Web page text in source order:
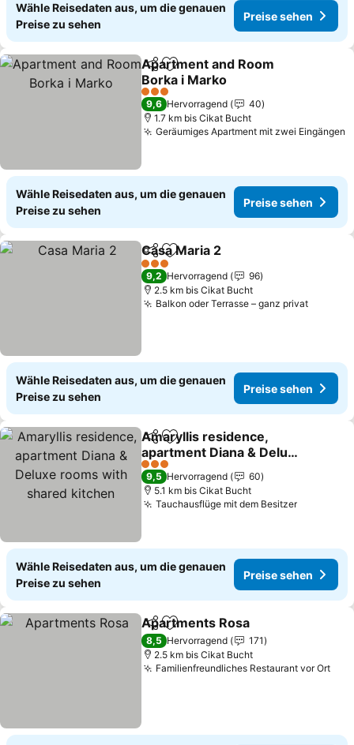
Wähle Reisedaten aus, um die genauen
Preise zu sehen
Preise sehen
TeilenZu Favoriten hinzufügen
Apartment and Room
Borka i Marko
Preise sehen
3 Sterne
9,6 Hervorragend
40
1.7 km bis Cikat Bucht
Geräumiges Apartment mit zwei Eingängen
Wähle Reisedaten aus, um die genauen
Preise zu sehen
Preise sehen
TeilenZu Favoriten hinzufügen
Casa Maria 2
3 Sterne
9,2 Hervorragend
96
2.5 km bis Cikat Bucht
Balkon oder Terrasse – ganz privatPreise
Wähle Reisedaten aus, um die genauen
Preise zu sehen
Preise sehen
TeilenZu Favoriten hinzufügen
Amaryllis residence,
apartment Diana & Deluxe
rooms with shared
kitchen
Preise sehen
3 Sterne
9,5 Hervorragend
60
5.1 km bis Cikat Bucht
Tauchausflüge mit dem BesitzerPreise
Wähle Reisedaten aus, um die genauen
Preise zu sehen
Preise sehen
TeilenZu Favoriten hinzufügen
Apartments Rosa
8,5 Hervorragend
171
2.5 km bis Cikat Bucht
Familienfreundliches Restaurant vor Ort